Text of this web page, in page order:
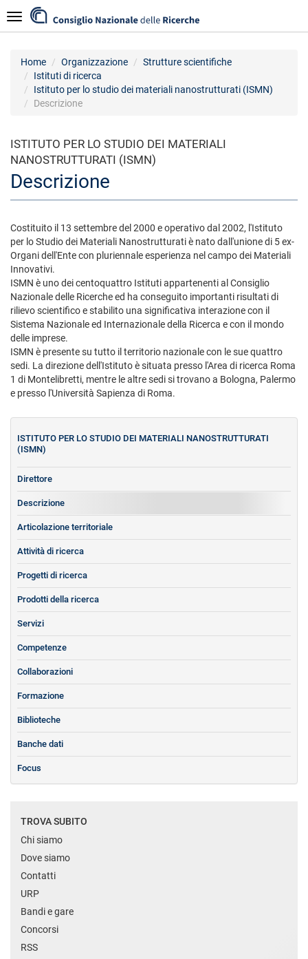
al
contenuto
Navigazione
Home Organizzazione
Strutture scientifiche
Istituti di ricerca
Istituto per lo studio dei materiali nanostrutturati (ISMN)
Descrizione
ISTITUTO PER LO STUDIO DEI MATERIALI
NANOSTRUTTURATI (ISMN)
Descrizione
Costituito il 13 settembre del 2000 e operativo dal 2002, l'Istituto
per lo Studio dei Materiali Nanostrutturati è nato dall'unione di 5 ex-
Organi dell'Ente con pluriennale esperienza nel campo dei Materiali
Innovativi.
ISMN è uno dei centoquattro Istituti appartenenti al Consiglio
Nazionale delle Ricerche ed ha conseguito importanti risultati di
rilievo scientifico e stabilito una significativa interazione con il
Sistema Nazionale ed Internazionale della Ricerca e con il mondo
delle imprese.
ISMN è presente su tutto il territorio nazionale con le sue quattro
sedi. La direzione dell'Istituto è situata presso l'Area di ricerca Roma
1 di Montelibretti, mentre le altre sedi si trovano a Bologna, Palermo
e presso l'Università Sapienza di Roma.
ISTITUTO PER LO STUDIO DEI MATERIALI NANOSTRUTTURATI
(ISMN)
Direttore
Descrizione
Articolazione territoriale
Attività di ricerca
Progetti di ricerca
Prodotti della ricerca
Servizi
Competenze
Collaborazioni
Formazione
Biblioteche
Banche dati
Focus
TROVA SUBITO
Chi siamo
Dove siamo
Contatti
URP
Bandi e gare
Concorsi
RSS